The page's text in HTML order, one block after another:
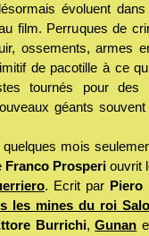
évoluent
film. Perruques de
ossements, armes
de pacotille à ce
tournés pour des
géants
mois
Franco Prosperiouvrit
. Ecrit par Piero
les mines du roi
Burrichi,Gunan